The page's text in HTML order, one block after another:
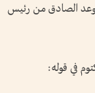
الصادق من رئيس
في قوله: